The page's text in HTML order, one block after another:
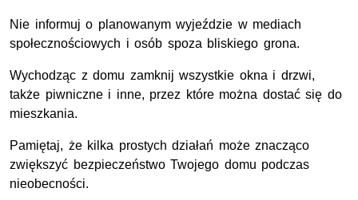
Nie informuj o planowanym wyjeździe w mediach
społecznościowych i osób spoza bliskiego grona.
Wychodząc z domu zamknij wszystkie okna i drzwi,
także piwniczne i inne, przez które można dostać się do
mieszkania.
Pamiętaj, że kilka prostych działań może znacząco
zwiększyć bezpieczeństwo Twojego domu podczas
nieobecności.